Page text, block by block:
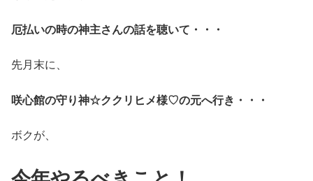
厄払いの時の神主さんの話を聴いて・・・
先月末に、
咲心館の守り神☆ククリヒメ様♡の元へ行き・・・
ボクが、